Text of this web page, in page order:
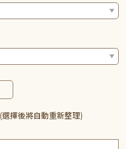
(選擇後將自動重新整理)